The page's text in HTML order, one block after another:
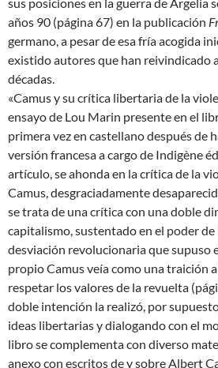
años 90 (página 67) en la publicación
germano, a pesar de esa fría acogida
existido autores que han reivindicado
décadas.
«Camus y su crítica libertaria de la
ensayo de Lou Marin presente en el
primera vez en castellano después de
versión francesa a cargo de Indigène
artículo, se ahonda en la crítica de la
Camus, desgraciadamente
se trata de una crítica con una doble
capitalismo, sustentado en el poder de
desviación revolucionaria que supuso
propio Camus veía como una traición
respetar los valores de la revuelta
doble intención la realizó, por
ideas libertarias y dialogando con el
libro se complementa con diverso
anexo con escritos de y sobre Albert